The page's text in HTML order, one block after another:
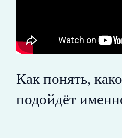
Как понять,
подойдёт